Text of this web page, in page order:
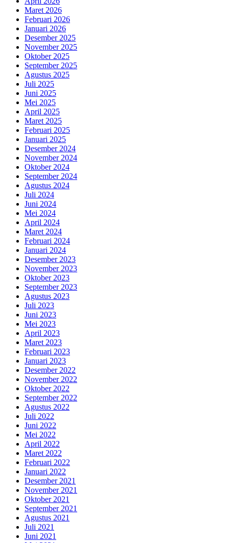
Maret 2026
Februari 2026
Januari 2026
Desember 2025
November 2025
Oktober 2025
September 2025
Agustus 2025
Juli 2025
Juni 2025
Mei 2025
April 2025
Maret 2025
Februari 2025
Januari 2025
Desember 2024
November 2024
Oktober 2024
September 2024
Agustus 2024
Juli 2024
Juni 2024
Mei 2024
April 2024
Maret 2024
Februari 2024
Januari 2024
Desember 2023
November 2023
Oktober 2023
September 2023
Agustus 2023
Juli 2023
Juni 2023
Mei 2023
April 2023
Maret 2023
Februari 2023
Januari 2023
Desember 2022
November 2022
Oktober 2022
September 2022
Agustus 2022
Juli 2022
Juni 2022
Mei 2022
April 2022
Maret 2022
Februari 2022
Januari 2022
Desember 2021
November 2021
Oktober 2021
September 2021
Agustus 2021
Juli 2021
Juni 2021